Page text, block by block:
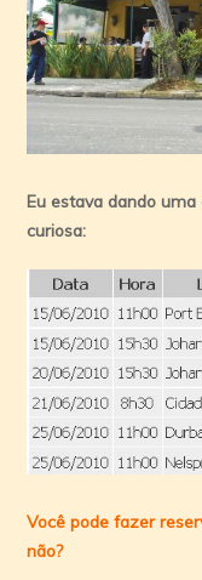
Eu estava dando
curiosa:
Você pode fazer
não?